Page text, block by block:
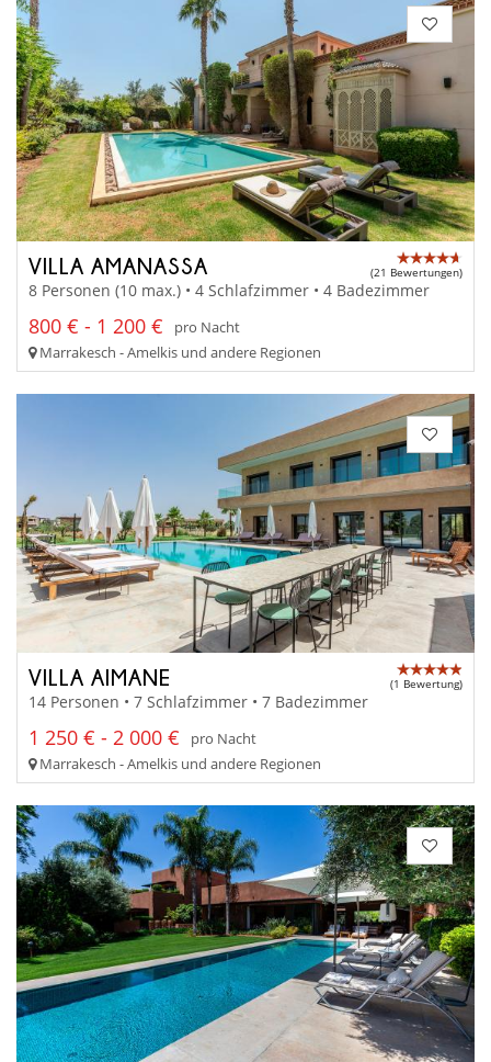
VILLA AMANASSA (21 Bewertungen)
8 Personen (10 max.) • 4 Schlafzimmer • 4 Badezimmer
800 € - 1 200 €
pro Nacht
Marrakesch - Amelkis und andere Regionen
VILLA AIMANE (1 Bewertung)
14 Personen • 7 Schlafzimmer • 7 Badezimmer
1 250 € - 2 000 €
pro Nacht
Marrakesch - Amelkis und andere Regionen